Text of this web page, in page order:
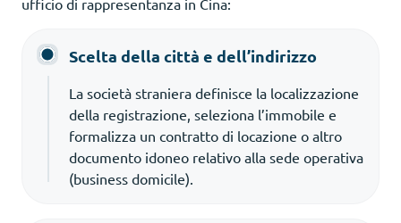
Scelta della città e dell’indirizzo
La società straniera definisce la localizzazione
della registrazione, seleziona l’immobile e
formalizza un contratto di locazione o altro
documento idoneo relativo alla sede operativa
(business domicile).